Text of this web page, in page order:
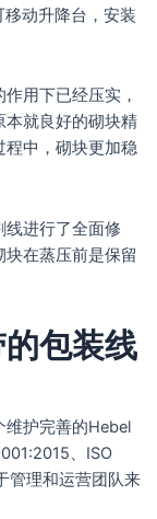
动升降台，安装
用下已经压实，
本就良好的砌块精
程中，砌块更加稳
线进行了全面修
在蒸压前是保留
包装线
维护完善的Hebel
、ISO
管理和运营团队来